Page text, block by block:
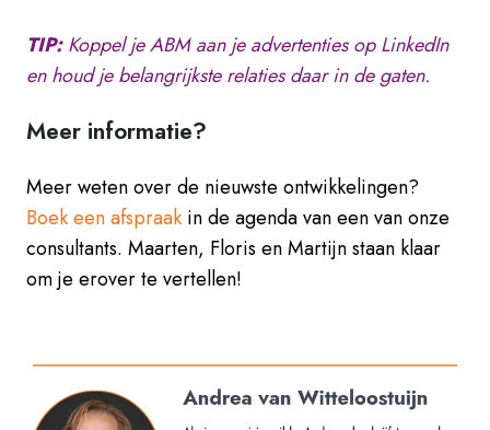
TIP:Koppel je ABM aan je advertenties op LinkedIn
en houd je belangrijkste relaties daar in de gaten.
Meer informatie?
Meer weten over de nieuwste ontwikkelingen?
Boek een afspraak in de agenda van een van onze
consultants. Maarten, Floris en Martijn staan klaar
om je erover te vertellen!